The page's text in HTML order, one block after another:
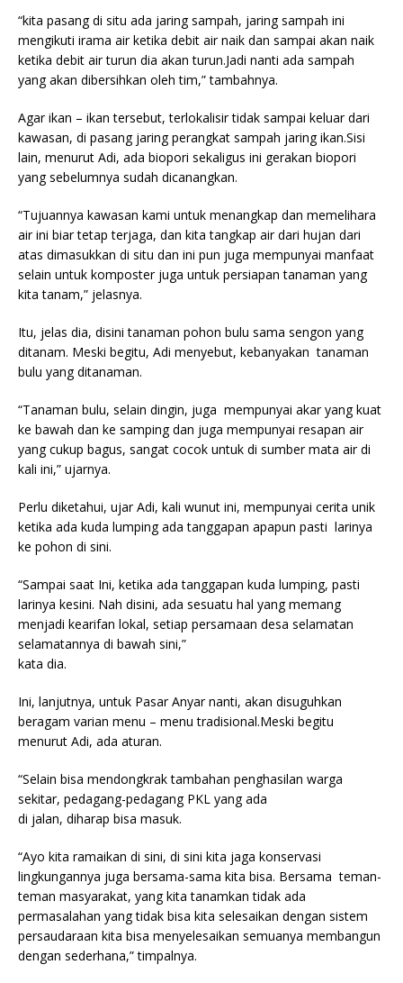
“kita pasang di situ ada jaring sampah, jaring sampah ini
mengikuti irama air ketika debit air naik dan sampai akan naik
ketika debit air turun dia akan turun.Jadi nanti ada sampah
yang akan dibersihkan oleh tim,” tambahnya.
Agar ikan – ikan tersebut, terlokalisir tidak sampai keluar dari
kawasan, di pasang jaring perangkat sampah jaring ikan.Sisi
lain, menurut Adi, ada biopori sekaligus ini gerakan biopori
yang sebelumnya sudah dicanangkan.
“Tujuannya kawasan kami untuk menangkap dan memelihara
air ini biar tetap terjaga, dan kita tangkap air dari hujan dari
atas dimasukkan di situ dan ini pun juga mempunyai manfaat
selain untuk komposter juga untuk persiapan tanaman yang
kita tanam,” jelasnya.
Itu, jelas dia, disini tanaman pohon bulu sama sengon yang
ditanam. Meski begitu, Adi menyebut, kebanyakan tanaman
bulu yang ditanaman.
“Tanaman bulu, selain dingin, juga mempunyai akar yang kuat
ke bawah dan ke samping dan juga mempunyai resapan air
yang cukup bagus, sangat cocok untuk di sumber mata air di
kali ini,” ujarnya.
Perlu diketahui, ujar Adi, kali wunut ini, mempunyai cerita unik
ketika ada kuda lumping ada tanggapan apapun pasti larinya
ke pohon di sini.
“Sampai saat Ini, ketika ada tanggapan kuda lumping, pasti
larinya kesini. Nah disini, ada sesuatu hal yang memang
menjadi kearifan lokal, setiap persamaan desa selamatan
selamatannya di bawah sini,”
kata dia.
Ini, lanjutnya, untuk Pasar Anyar nanti, akan disuguhkan
beragam varian menu – menu tradisional.Meski begitu
menurut Adi, ada aturan.
“Selain bisa mendongkrak tambahan penghasilan warga
sekitar, pedagang-pedagang PKL yang ada
di jalan, diharap bisa masuk.
“Ayo kita ramaikan di sini, di sini kita jaga konservasi
lingkungannya juga bersama-sama kita bisa. Bersama teman-
teman masyarakat, yang kita tanamkan tidak ada
permasalahan yang tidak bisa kita selesaikan dengan sistem
persaudaraan kita bisa menyelesaikan semuanya membangun
dengan sederhana,” timpalnya.